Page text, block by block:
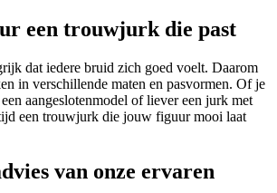
een trouwjurk die past
dat iedere bruid zich goed voelt. Daarom
in verschillende maten en pasvormen. Of je
aangeslotenmodel of liever een jurk met
een trouwjurk die jouw figuur mooi laat
van onze ervaren